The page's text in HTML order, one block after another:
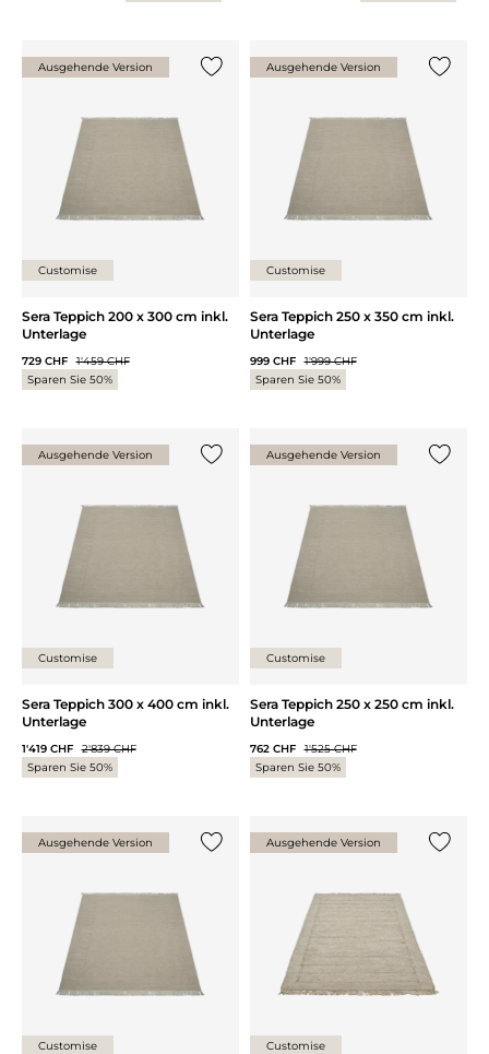
Ausgehende Version
Customise
Sera Teppich 200 x 300 cm inkl.
Unterlage
729 CHF 1'459 CHF
Sparen Sie 50%
Ausgehende Version
Customise
Sera Teppich 250 x 350 cm inkl.
Unterlage
999 CHF 1'999 CHF
Sparen Sie 50%
Ausgehende Version
Customise
Sera Teppich 300 x 400 cm inkl.
Unterlage
1'419 CHF 2'839 CHF
Sparen Sie 50%
Ausgehende Version
Customise
Sera Teppich 250 x 250 cm inkl.
Unterlage
762 CHF 1'525 CHF
Sparen Sie 50%
Ausgehende Version
Customise
Ausgehende Version
Customise